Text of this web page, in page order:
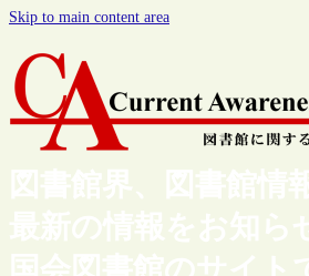
Skip to main content area
図書館界、図書館情
最新の情報をお知ら
国会図書館のサイト